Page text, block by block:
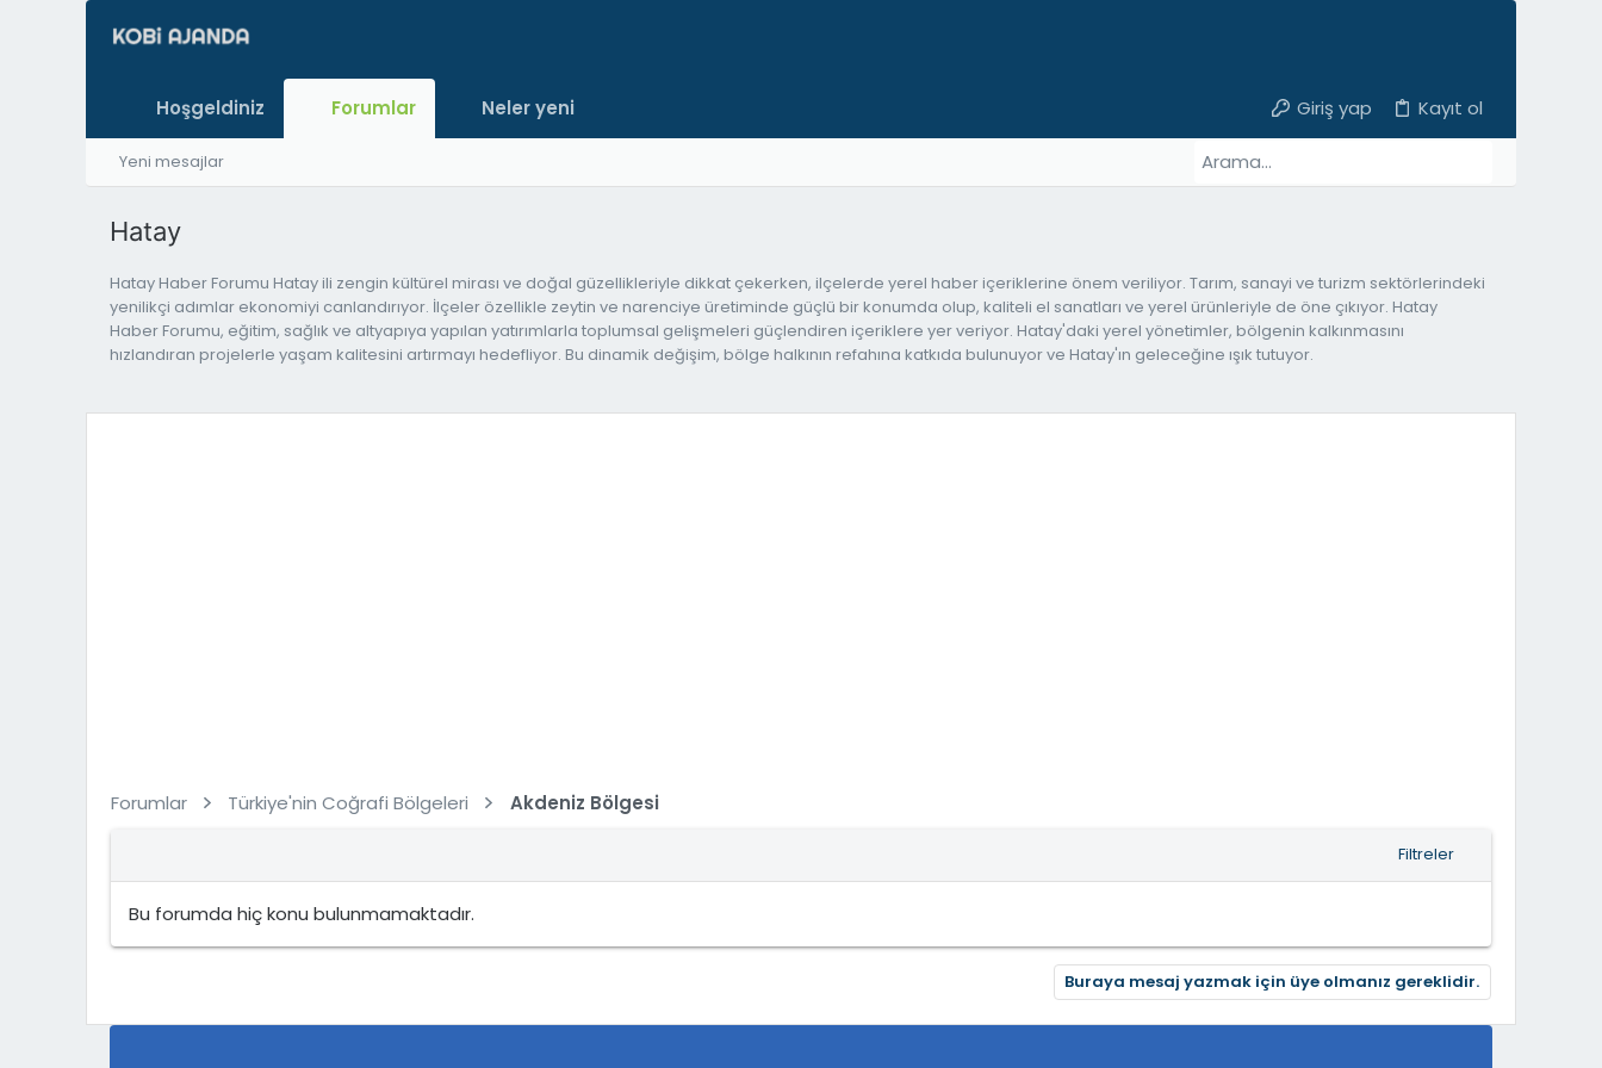
Hoşgeldiniz Forumlar Neler yeni Giriş yap Kayıt ol
Yeni mesajlar
Hatay
Hatay Haber Forumu Hatay ili zengin kültürel mirası ve doğal güzellikleriyle dikkat çekerken, ilçelerde yerel haber içeriklerine önem veriliyor. Tarım, sanayi ve turizm sektörlerindeki
yenilikçi adımlar ekonomiyi canlandırıyor. İlçeler özellikle zeytin ve narenciye üretiminde güçlü bir konumda olup, kaliteli el sanatları ve yerel ürünleriyle de öne çıkıyor. Hatay
Haber Forumu, eğitim, sağlık ve altyapıya yapılan yatırımlarla toplumsal gelişmeleri güçlendiren içeriklere yer veriyor. Hatay'daki yerel yönetimler, bölgenin kalkınmasını
hızlandıran projelerle yaşam kalitesini artırmayı hedefliyor. Bu dinamik değişim, bölge halkının refahına katkıda bulunuyor ve Hatay'ın geleceğine ışık tutuyor.
Forumlar Türkiye'nin Coğrafi Bölgeleri Akdeniz Bölgesi
Filtreler
Bu forumda hiç konu bulunmamaktadır.
Buraya mesaj yazmak için üye olmanız gereklidir.